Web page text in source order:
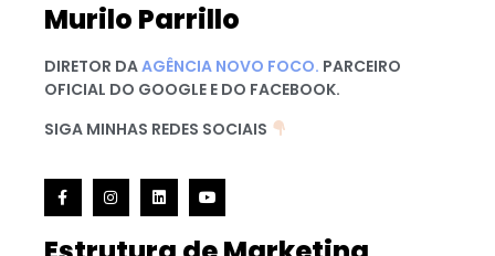
Murilo Parrillo
DIRETOR DAAGÊNCIA NOVO FOCO. PARCEIRO
OFICIAL DO GOOGLE E DO FACEBOOK.
SIGA MINHAS REDES SOCIAIS